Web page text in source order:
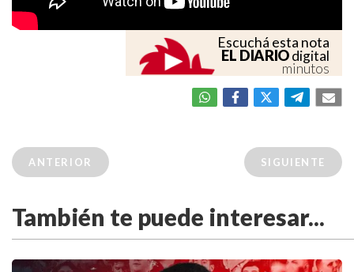
Escuchá esta nota
EL DIARIOdigital
minutos
ANTERIOR SIGUIENTE
También te puede interesar...